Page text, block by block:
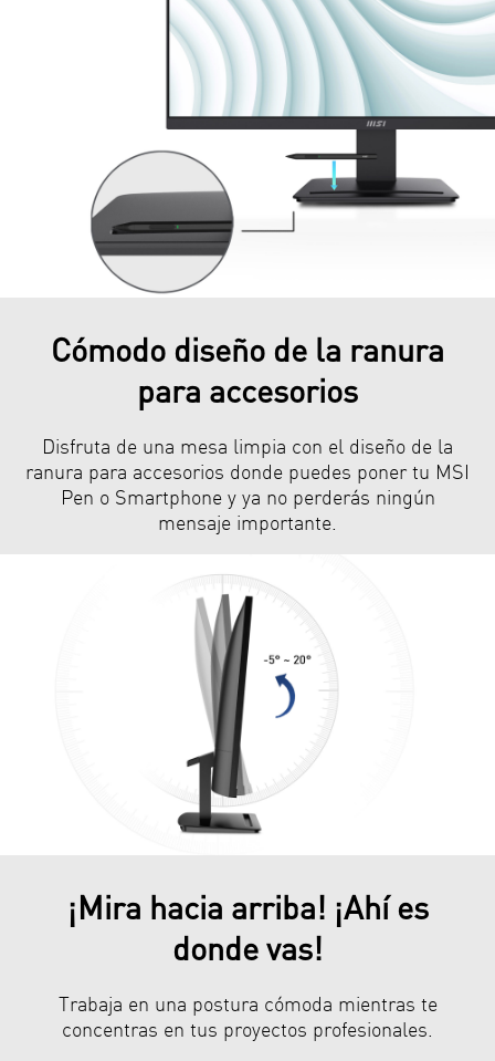
Cómodo diseño de la ranura
para accesorios
Disfruta de una mesa limpia con el diseño de la
ranura para accesorios donde puedes poner tu MSI
Pen o Smartphone y ya no perderás ningún
mensaje importante.
¡Mira hacia arriba! ¡Ahí es
donde vas!
Trabaja en una postura cómoda mientras te
concentras en tus proyectos profesionales.